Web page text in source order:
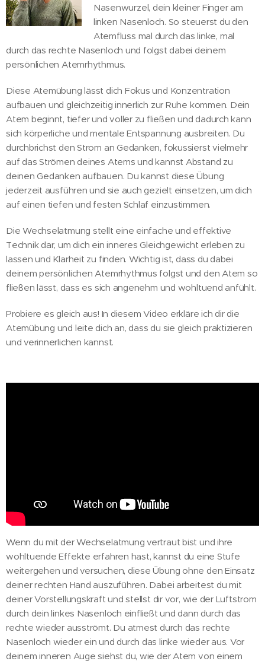
Nasenwurzel, dein kleiner Finger am
linken Nasenloch. So steuerst du den
Atemfluss mal durch das linke, mal
durch das rechte Nasenloch und folgst dabei deinem
persönlichen Atemrhythmus.
Diese Atemübung lässt dich Fokus und Konzentration
aufbauen und gleichzeitig innerlich zur Ruhe kommen. Dein
Atem beginnt, tiefer und voller zu fließen und dadurch kann
sich körperliche und mentale Entspannung ausbreiten. Du
durchbrichst den Strom an Gedanken, fokussierst vielmehr
auf das Strömen deines Atems und kannst Abstand zu
deinen Gedanken aufbauen. Du kannst diese Übung
jederzeit ausführen und sie auch gezielt einsetzen, um dich
auf einen tiefen und festen Schlaf einzustimmen.
Die Wechselatmung stellt eine einfache und effektive
Technik dar, um dich ein inneres Gleichgewicht erleben zu
lassen und Klarheit zu finden. Wichtig ist, dass du dabei
deinem persönlichen Atemrhythmus folgst und den Atem so
fließen lässt, dass es sich angenehm und wohltuend anfühlt.
Probiere es gleich aus! In diesem Video erkläre ich dir die
Atemübung und leite dich an, dass du sie gleich praktizieren
und verinnerlichen kannst.
Wenn du mit der Wechselatmung vertraut bist und ihre
wohltuende Effekte erfahren hast, kannst du eine Stufe
weitergehen und versuchen, diese Übung ohne den Einsatz
deiner rechten Hand auszuführen. Dabei arbeitest du mit
deiner Vorstellungskraft und stellst dir vor, wie der Luftstrom
durch dein linkes Nasenloch einfließt und dann durch das
rechte wieder ausströmt. Du atmest durch das rechte
Nasenloch wieder ein und durch das linke wieder aus. Vor
deinem inneren Auge siehst du, wie der Atem von einem